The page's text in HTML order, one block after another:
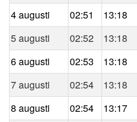
4 augusti
02:51 13:18
5 augusti
02:52 13:18
6 augusti
02:53 13:18
7 augusti
02:54 13:18
8 augusti
02:54 13:17